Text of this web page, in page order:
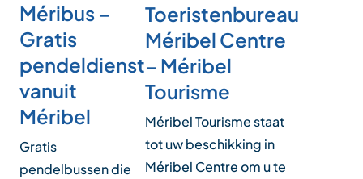
Méribus –
Gratis
pendeldienst
vanuit
Méribel
Gratis
pendelbussen die
Toeristenbureau
Méribel Centre
– Méribel
Tourisme
Méribel Tourisme staat
tot uw beschikking in
Méribel Centre om u te